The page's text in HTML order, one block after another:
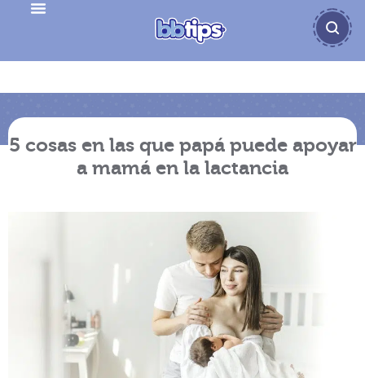
5 cosas en las que papá puede apoyar
a mamá en la lactancia